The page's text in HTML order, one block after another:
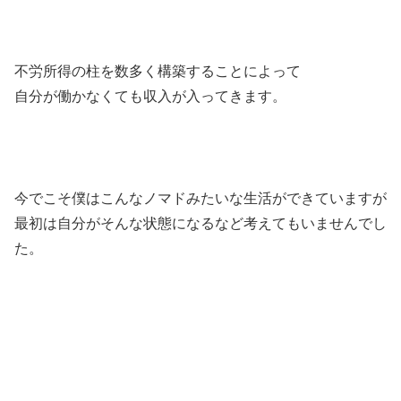
不労所得の柱を数多く構築することによって
自分が働かなくても収入が入ってきます。
今でこそ僕はこんなノマドみたいな生活ができていますが
最初は自分がそんな状態になるなど考えてもいませんでし
た。